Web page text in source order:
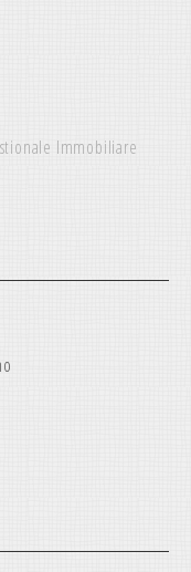
Immobiliare